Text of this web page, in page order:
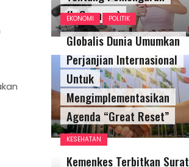
(Influencer)
EKONOMI POLITIK
Globalis Dunia Umumkan
Perjanjian Internasional
Untuk
Mengimplementasikan
Agenda “Great Reset”
KESEHATAN
Kemenkes Terbitkan Surat